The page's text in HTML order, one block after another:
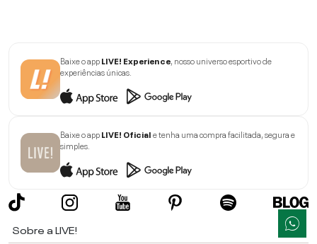
Baixe o appLIVE! Experience, nosso universo esportivo de
experiências únicas.
Baixe o appLIVE! Oficiale tenha uma compra facilitada, segura e
simples.
Sobre a LIVE!